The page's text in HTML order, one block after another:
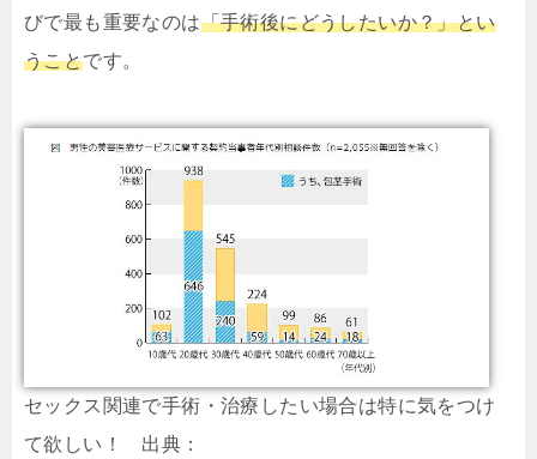
びで最も重要なのは「手術後にどうしたいか？」とい
うことです。
セックス関連で手術・治療したい場合は特に気をつけ
て欲しい！ 出典：